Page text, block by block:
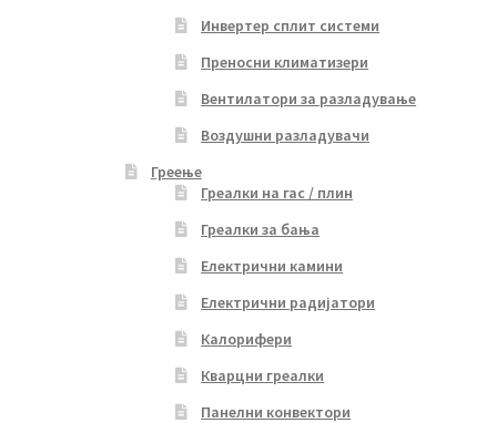
Инвертер сплит системи
Преносни климатизери
Вентилатори за разладување
Воздушни разладувачи
Греење
Греалки на гас / плин
Греалки за бања
Електрични камини
Електрични радијатори
Калорифери
Кварцни греалки
Панелни конвектори